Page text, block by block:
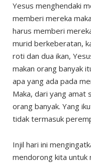
Yesus menghendaki
memberi mereka
harus memberi
murid berkeberatan,
roti dan dua ikan,
makan orang banyak
apa yang ada pada
Maka, dari yang amat
orang banyak. Yang
tidak termasuk
Injil hari ini
mendorong kita untuk